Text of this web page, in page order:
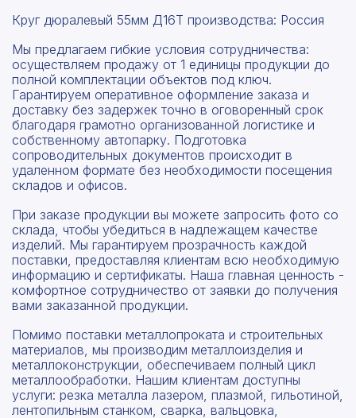
Круг дюралевый 55мм Д16Т производства: Россия
Мы предлагаем гибкие условия сотрудничества:
осуществляем продажу от 1 единицы продукции до
полной комплектации объектов под ключ.
Гарантируем оперативное оформление заказа и
доставку без задержек точно в оговоренный срок
благодаря грамотно организованной логистике и
собственному автопарку. Подготовка
сопроводительных документов происходит в
удаленном формате без необходимости посещения
складов и офисов.
При заказе продукции вы можете запросить фото со
склада, чтобы убедиться в надлежащем качестве
изделий. Мы гарантируем прозрачность каждой
поставки, предоставляя клиентам всю необходимую
информацию и сертификаты. Наша главная ценность -
комфортное сотрудничество от заявки до получения
вами заказанной продукции.
Помимо поставки металлопроката и строительных
материалов, мы производим металлоизделия и
металлоконструкции, обеспечиваем полный цикл
металлообработки. Нашим клиентам доступны
услуги: резка металла лазером, плазмой, гильотиной,
лентопильным станком, сварка, вальцовка,